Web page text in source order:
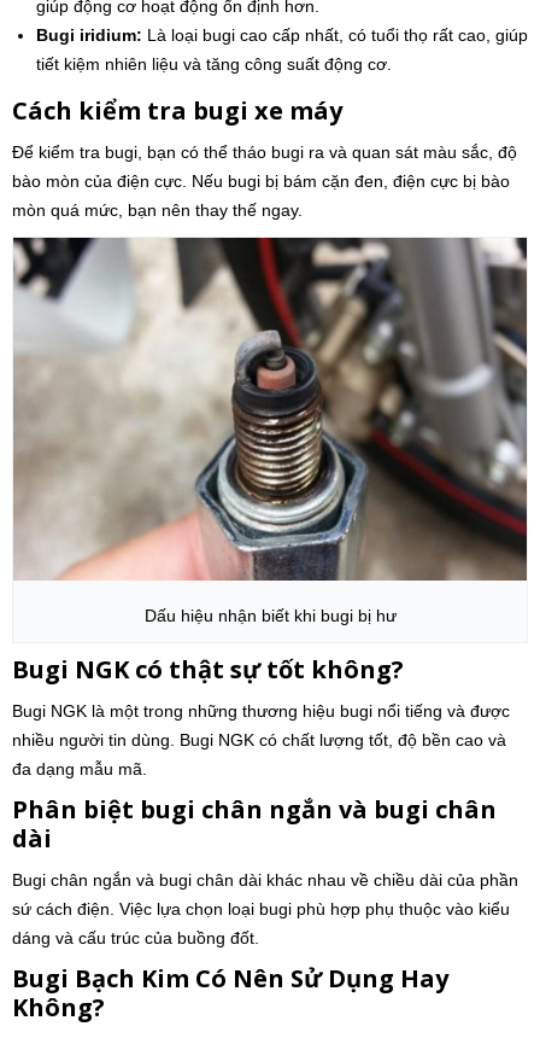
giúp động cơ hoạt động ổn định hơn.
Bugi iridium: Là loại bugi cao cấp nhất, có tuổi thọ rất cao, giúp
tiết kiệm nhiên liệu và tăng công suất động cơ.
Cách kiểm tra bugi xe máy
Để kiểm tra bugi, bạn có thể tháo bugi ra và quan sát màu sắc, độ
bào mòn của điện cực. Nếu bugi bị bám cặn đen, điện cực bị bào
mòn quá mức, bạn nên thay thế ngay.
Dấu hiệu nhận biết khi bugi bị hư
Bugi NGK có thật sự tốt không?
Bugi NGK là một trong những thương hiệu bugi nổi tiếng và được
nhiều người tin dùng. Bugi NGK có chất lượng tốt, độ bền cao và
đa dạng mẫu mã.
Phân biệt bugi chân ngắn và bugi chân
dài
Bugi chân ngắn và bugi chân dài khác nhau về chiều dài của phần
sứ cách điện. Việc lựa chọn loại bugi phù hợp phụ thuộc vào kiểu
dáng và cấu trúc của buồng đốt.
Bugi Bạch Kim Có Nên Sử Dụng Hay
Không?